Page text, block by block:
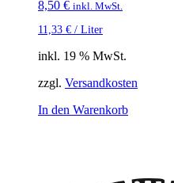
8,50 € inkl. MwSt.
11,33 € / Liter
inkl. 19 % MwSt.
zzgl. Versandkosten
In den Warenkorb